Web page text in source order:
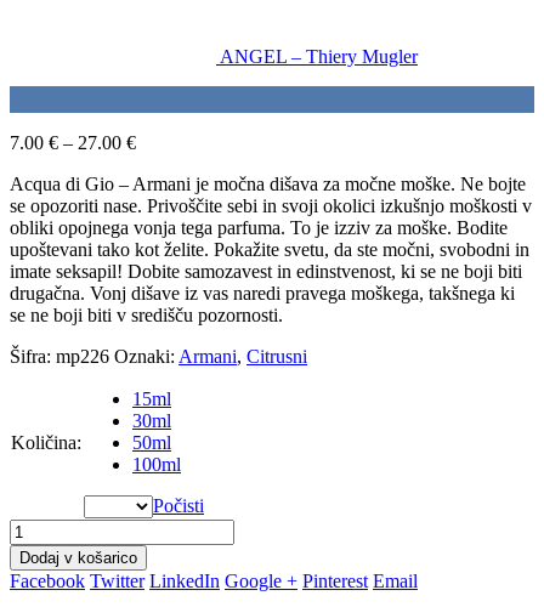
ANGEL – Thiery Mugler
7.00 € – 27.00 €
Acqua di Gio – Armani je močna dišava za močne moške. Ne bojte
se opozoriti nase. Privoščite sebi in svoji okolici izkušnjo moškosti v
obliki opojnega vonja tega parfuma. To je izziv za moške. Bodite
upoštevani tako kot želite. Pokažite svetu, da ste močni, svobodni in
imate seksapil! Dobite samozavest in edinstvenost, ki se ne boji biti
drugačna. Vonj dišave iz vas naredi pravega moškega, takšnega ki
se ne boji biti v središču pozornosti.
Šifra: mp226 Oznaki: Armani, Citrusni
Količina:
15ml
30ml
50ml
100ml
Počisti
Dodaj v košarico
Facebook Twitter LinkedIn Google + Pinterest Email